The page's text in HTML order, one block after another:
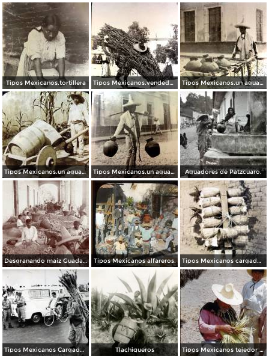
Tipos Mexicanos.tortillera Tipos Mexicanos.vendedor de lena. Tipos Mexicanos.un aguador.
Tipos Mexicanos.un aguador. Tipos Mexicanos.un aguador. Aguadores de Patzcuaro.
Desgranando maiz Guadalajara, Jalisco. Tipos Mexicanos alfareros. Tipos Mexicanos cargador de gallos de pelea.
Tipos Mexicanos Cargador de Cana de Azucar Ciudad de México. Tlachiqueros Tipos Mexicanos tejedor de sombreros de palma 1951.